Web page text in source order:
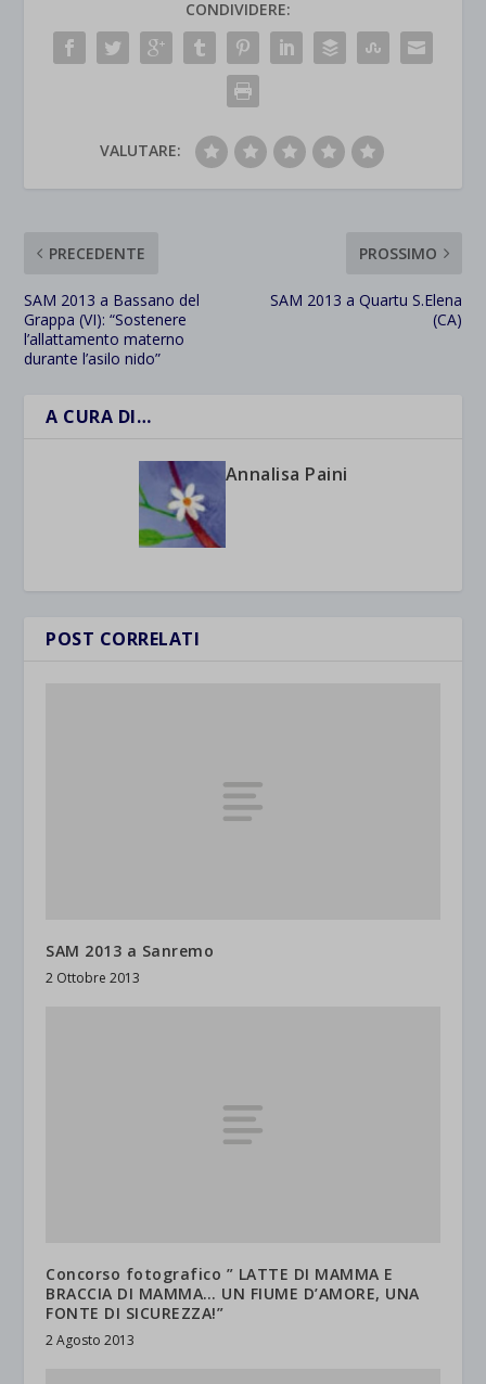
CONDIVIDERE:
VALUTARE:
PRECEDENTE
SAM 2013 a Bassano del
Grappa (VI): “Sostenere
l’allattamento materno
durante l’asilo nido”
PROSSIMO
SAM 2013 a Quartu S.Elena
(CA)
A CURA DI…
Annalisa Paini
POST CORRELATI
SAM 2013 a Sanremo
2 Ottobre 2013
Concorso fotografico ” LATTE DI MAMMA E
BRACCIA DI MAMMA… UN FIUME D’AMORE, UNA
FONTE DI SICUREZZA!”
2 Agosto 2013